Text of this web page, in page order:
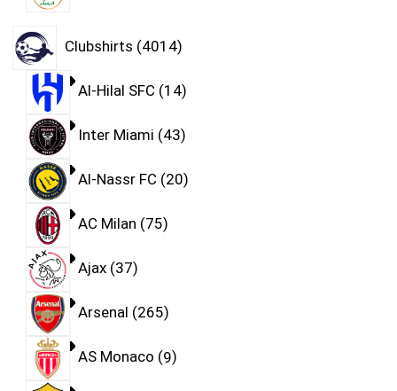
Clubshirts 4014
Al-Hilal SFC 14
Inter Miami 43
Al-Nassr FC 20
AC Milan 75
Ajax 37
Arsenal 265
AS Monaco 9